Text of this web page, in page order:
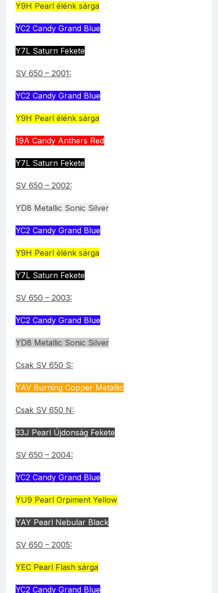
Y9H Pearl élénk sárga
YC2 Candy Grand Blue
Y7L Saturn Fekete
SV 650 – 2001:
YC2 Candy Grand Blue
Y9H Pearl élénk sárga
19A Candy Anthers Red
Y7L Saturn Fekete
SV 650 – 2002:
YD8 Metallic Sonic Silver
YC2 Candy Grand Blue
Y9H Pearl élénk sárga
Y7L Saturn Fekete
SV 650 – 2003:
YC2 Candy Grand Blue
YD8 Metallic Sonic Silver
Csak SV 650 S:
YAV Burning Copper Metallic
Csak SV 650 N:
33J Pearl Újdonság Fekete
SV 650 – 2004:
YC2 Candy Grand Blue
YU9 Pearl Orpiment Yellow
YAY Pearl Nebular Black
SV 650 – 2005:
YEC Pearl Flash sárga
YC2 Candy Grand Blue